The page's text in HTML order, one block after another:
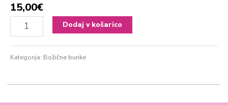
15,00€
Božična
Bunka
količina
Dodaj v košarico
Kategorija: Božične bunke